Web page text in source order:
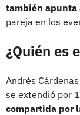
también apunta
pareja en los
¿Quién es
Andrés
se extendió por
compartida por